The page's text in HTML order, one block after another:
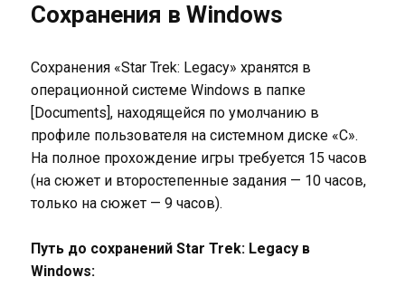
Сохранения в Windows
Сохранения «Star Trek: Legacy» хранятся в
операционной системе Windows в папке
[Documents], находящейся по умолчанию в
профиле пользователя на системном диске «C».
На полное прохождение игры требуется 15 часов
(на сюжет и второстепенные задания — 10 часов,
только на сюжет — 9 часов).
Путь до сохранений Star Trek: Legacy в
Windows: